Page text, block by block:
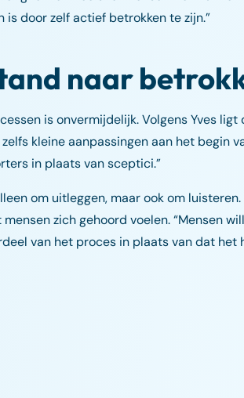
is door zelf actief betrokken te zijn.”
naar
is onvermijdelijk. Volgens Yves
kleine aanpassingen aan het begin
in plaats van sceptici.”
om uitleggen, maar ook om
zich gehoord voelen. “Mensen
van het proces in plaats van dat het